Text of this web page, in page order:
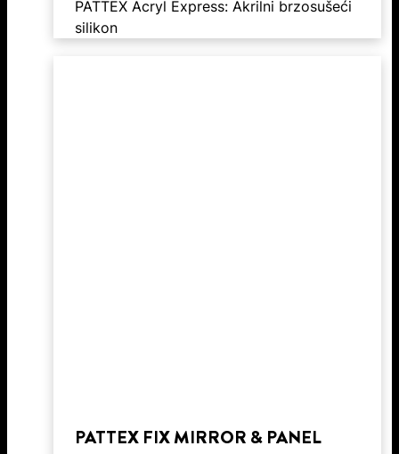
PATTEX Acryl Express: Akrilni brzosušeći
silikon
PATTEX FIX MIRROR & PANEL